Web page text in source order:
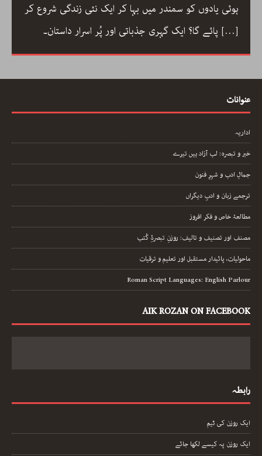
ہوئی یادوں کو سمندر میں بہا کر ایک نئی زندگی شروع کر
[…]
عنوانات
اداریہ
خبر و تبصرہ: لب آزاد ہیں تیرے
جمالِ ادب و شہرِ فنون
ترجمے زبان و ادبِ دیگراں
مطالعۂ خاص و فکر افروز
مصنف اور تصنیف و تالیف: روزنِ تبصرۂِ کُتب
ماحولیات، پائیدار مستقبل اور تعلیم و ترقیات
Roman Script Languages: English Parlour
AIK ROZAN ON FACEBOOK
رابطہ
ایک روزن کی ٹیم
ایک روزن پہ کیسے لکھا جائے